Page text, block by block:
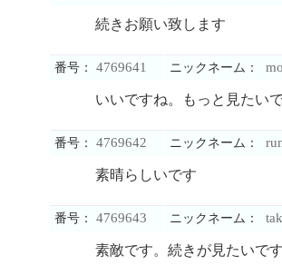
続きお願い致します
番号： 4769641 ニックネーム：
いいですね。もっと見たい
番号： 4769642 ニックネーム：
素晴らしいです
番号： 4769643 ニックネーム：
素敵です。続きが見たいで